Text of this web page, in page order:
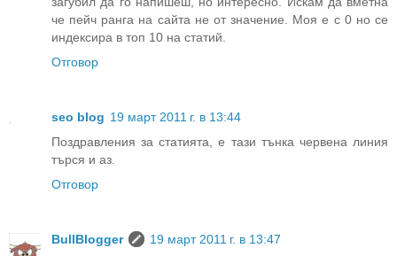
че пейч ранга на сайта не от значение. Моя е с 0 но се
индексира в топ 10 на статий.
Отговор
seo blog 19 март 2011 г. в 13:44
Поздравления за статията, е тази тънка червена линия
търся и аз.
Отговор
BullBlogger
19 март 2011 г. в 13:47